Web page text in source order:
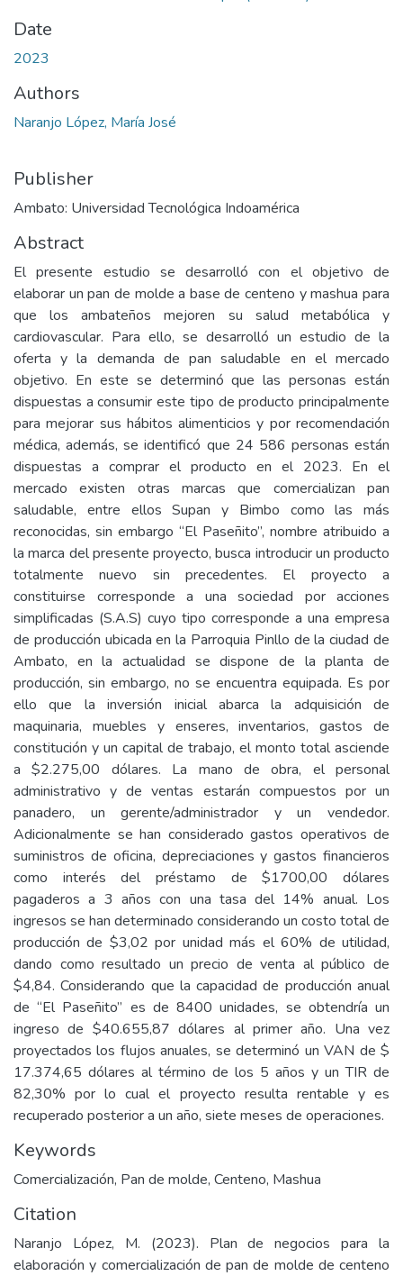
Date
2023
Authors
Naranjo López, María José
Publisher
Ambato: Universidad Tecnológica Indoamérica
Abstract
El presente estudio se desarrolló con el objetivo de
elaborar un pan de molde a base de centeno y mashua para
que los ambateños mejoren su salud metabólica y
cardiovascular. Para ello, se desarrolló un estudio de la
oferta y la demanda de pan saludable en el mercado
objetivo. En este se determinó que las personas están
dispuestas a consumir este tipo de producto principalmente
para mejorar sus hábitos alimenticios y por recomendación
médica, además, se identificó que 24 586 personas están
dispuestas a comprar el producto en el 2023. En el
mercado existen otras marcas que comercializan pan
saludable, entre ellos Supan y Bimbo como las más
reconocidas, sin embargo “El Paseñito”, nombre atribuido a
la marca del presente proyecto, busca introducir un producto
totalmente nuevo sin precedentes. El proyecto a
constituirse corresponde a una sociedad por acciones
simplificadas (S.A.S) cuyo tipo corresponde a una empresa
de producción ubicada en la Parroquia Pinllo de la ciudad de
Ambato, en la actualidad se dispone de la planta de
producción, sin embargo, no se encuentra equipada. Es por
ello que la inversión inicial abarca la adquisición de
maquinaria, muebles y enseres, inventarios, gastos de
constitución y un capital de trabajo, el monto total asciende
a $2.275,00 dólares. La mano de obra, el personal
administrativo y de ventas estarán compuestos por un
panadero, un gerente/administrador y un vendedor.
Adicionalmente se han considerado gastos operativos de
suministros de oficina, depreciaciones y gastos financieros
como interés del préstamo de $1700,00 dólares
pagaderos a 3 años con una tasa del 14% anual. Los
ingresos se han determinado considerando un costo total de
producción de $3,02 por unidad más el 60% de utilidad,
dando como resultado un precio de venta al público de
$4,84. Considerando que la capacidad de producción anual
de “El Paseñito” es de 8400 unidades, se obtendría un
ingreso de $40.655,87 dólares al primer año. Una vez
proyectados los flujos anuales, se determinó un VAN de $
17.374,65 dólares al término de los 5 años y un TIR de
82,30% por lo cual el proyecto resulta rentable y es
recuperado posterior a un año, siete meses de operaciones.
Keywords
Comercialización, Pan de molde, Centeno, Mashua
Citation
Naranjo López, M. (2023). Plan de negocios para la
elaboración y comercialización de pan de molde de centeno